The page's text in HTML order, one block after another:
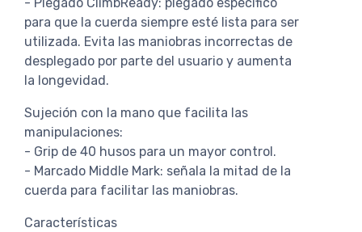
para que la cuerda siempre esté lista para ser
utilizada. Evita las maniobras incorrectas de
desplegado por parte del usuario y aumenta
la longevidad.
Sujeción con la mano que facilita las
manipulaciones:
- Grip de 40 husos para un mayor control.
- Marcado Middle Mark: señala la mitad de la
cuerda para facilitar las maniobras.
Características